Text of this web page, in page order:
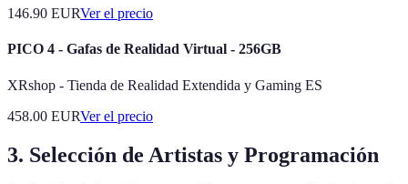
146.90 EURVer el precio
PICO 4 - Gafas de Realidad Virtual - 256GB
XRshop - Tienda de Realidad Extendida y Gaming ES
458.00 EURVer el precio
3. Selección de Artistas y Programación